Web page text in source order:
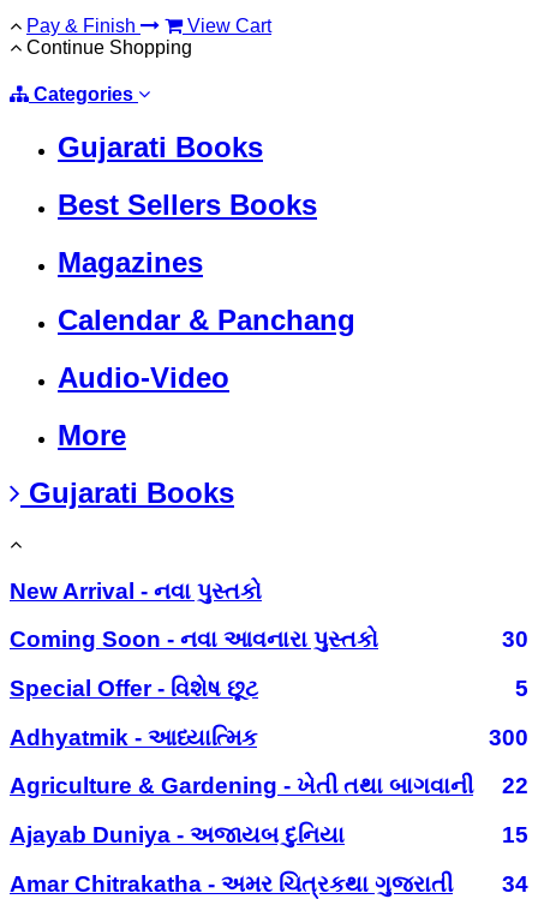
Pay & Finish
View Cart
Continue Shopping
Categories
Gujarati Books
Best Sellers Books
Magazines
Calendar & Panchang
Audio-Video
More
Gujarati Books
New Arrival - નવા પુસ્તકો
Coming Soon - નવા આવનારા પુસ્તકો
30
Special Offer - વિશેષ છૂટ
5
Adhyatmik - આધ્યાત્મિક
300
Agriculture & Gardening - ખેતી તથા બાગવાની
22
Ajayab Duniya - અજાયબ દુનિયા
15
Amar Chitrakatha - અમર ચિત્રકથા ગુજરાતી
34